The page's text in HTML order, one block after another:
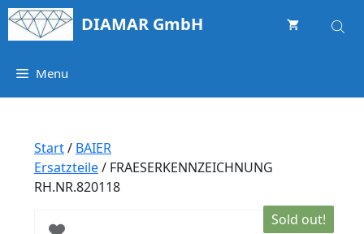
Springe
zum
DIAMAR GmbH
Menu
Start/ BAIER
Ersatzteile/ FRAESERKENNZEICHNUNG
RH.NR.820118
Sold out!